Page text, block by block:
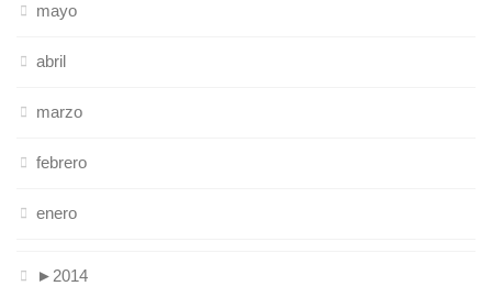
mayo
abril
marzo
febrero
enero
► 2014